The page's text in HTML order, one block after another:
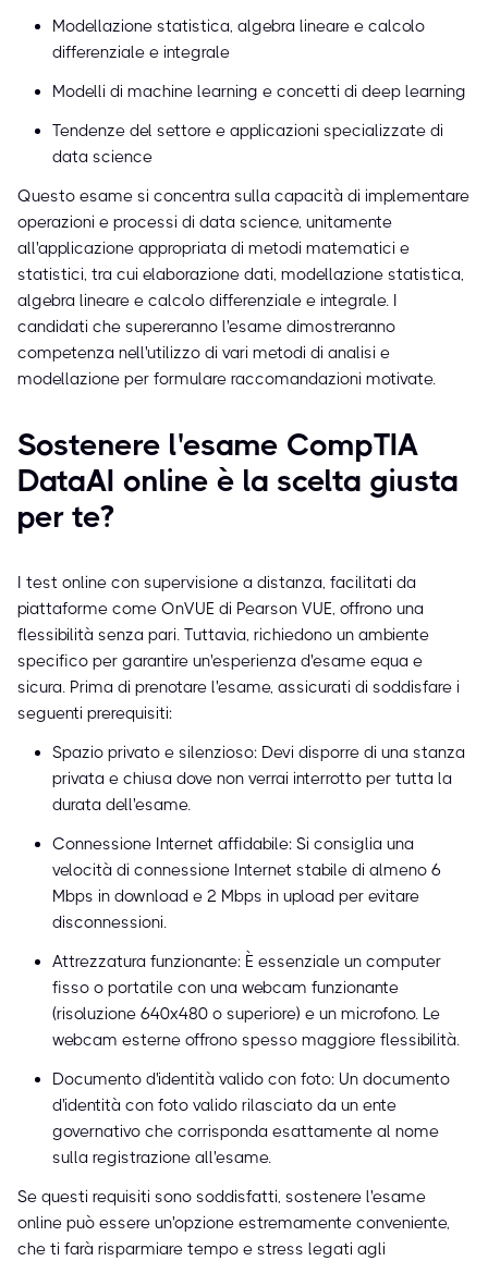
Modellazione statistica, algebra lineare e calcolo
differenziale e integrale
Modelli di machine learning e concetti di deep learning
Tendenze del settore e applicazioni specializzate di
data science
Questo esame si concentra sulla capacità di implementare
operazioni e processi di data science, unitamente
all'applicazione appropriata di metodi matematici e
statistici, tra cui elaborazione dati, modellazione statistica,
algebra lineare e calcolo differenziale e integrale. I
candidati che supereranno l'esame dimostreranno
competenza nell'utilizzo di vari metodi di analisi e
modellazione per formulare raccomandazioni motivate.
Sostenere l'esame CompTIA
DataAI online è la scelta giusta
per te?
I test online con supervisione a distanza, facilitati da
piattaforme come OnVUE di Pearson VUE, offrono una
flessibilità senza pari. Tuttavia, richiedono un ambiente
specifico per garantire un'esperienza d'esame equa e
sicura. Prima di prenotare l'esame, assicurati di soddisfare i
seguenti prerequisiti:
Spazio privato e silenzioso: Devi disporre di una stanza
privata e chiusa dove non verrai interrotto per tutta la
durata dell'esame.
Connessione Internet affidabile: Si consiglia una
velocità di connessione Internet stabile di almeno 6
Mbps in download e 2 Mbps in upload per evitare
disconnessioni.
Attrezzatura funzionante: È essenziale un computer
fisso o portatile con una webcam funzionante
(risoluzione 640x480 o superiore) e un microfono. Le
webcam esterne offrono spesso maggiore flessibilità.
Documento d'identità valido con foto: Un documento
d'identità con foto valido rilasciato da un ente
governativo che corrisponda esattamente al nome
sulla registrazione all'esame.
Se questi requisiti sono soddisfatti, sostenere l'esame
online può essere un'opzione estremamente conveniente,
che ti farà risparmiare tempo e stress legati agli